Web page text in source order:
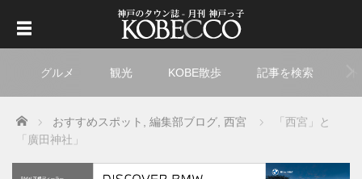
グルメ 観光 KOBE散歩 記事を検索
Home おすすめスポット 編集部ブログ 西宮
「西宮」と
「廣田神社」